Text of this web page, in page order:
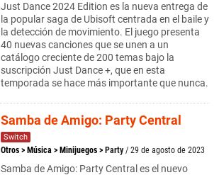
Just Dance 2024 Edition es la nueva entrega de
la popular saga de Ubisoft centrada en el baile y
la detección de movimiento. El juego presenta
40 nuevas canciones que se unen a un
catálogo creciente de 200 temas bajo la
suscripción Just Dance +, que en esta
temporada se hace más importante que nunca.
Samba de Amigo: Party Central
Switch
Otros > Música > Minijuegos > Party / 29 de agosto de 2023
Samba de Amigo: Party Central es el nuevo